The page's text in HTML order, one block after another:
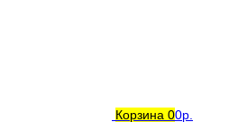
Корзина 00р.